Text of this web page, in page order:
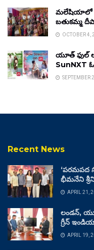
మలేషియాలో
బతుకమ్మ
OCTOBER 4,
యూత్ ఫుల్
SunNXT
SEPTEMBER
Recent News
‘పరమపద
భీమనేని
APRIL 21,
లండన్,
గ్రీన్
APRIL 19,